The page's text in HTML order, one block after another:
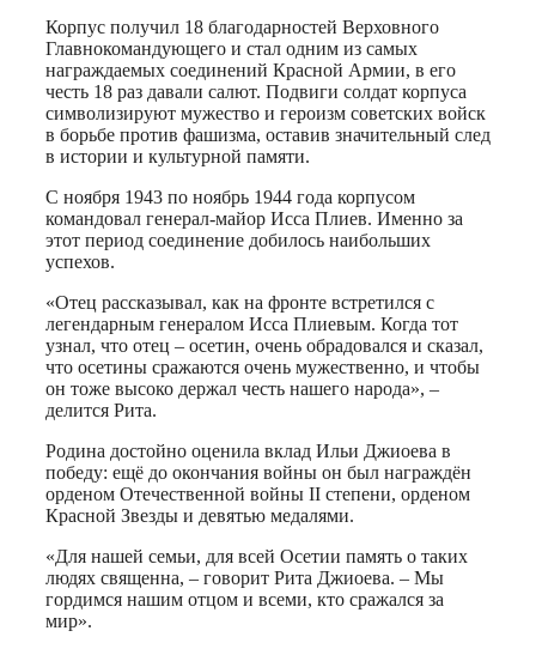
Корпус получил 18 благодарностей Верховного
Главнокомандующего и стал одним из самых
награждаемых соединений Красной Армии, в его
честь 18 раз давали салют. Подвиги солдат корпуса
символизируют мужество и героизм советских войск
в борьбе против фашизма, оставив значительный след
в истории и культурной памяти.
С ноября 1943 по ноябрь 1944 года корпусом
командовал генерал-майор Исса Плиев. Именно за
этот период соединение добилось наибольших
успехов.
«Отец рассказывал, как на фронте встретился с
легендарным генералом Исса Плиевым. Когда тот
узнал, что отец – осетин, очень обрадовался и сказал,
что осетины сражаются очень мужественно, и чтобы
он тоже высоко держал честь нашего народа», –
делится Рита.
Родина достойно оценила вклад Ильи Джиоева в
победу: ещё до окончания войны он был награждён
орденом Отечественной войны II степени, орденом
Красной Звезды и девятью медалями.
«Для нашей семьи, для всей Осетии память о таких
людях священна, – говорит Рита Джиоева. – Мы
гордимся нашим отцом и всеми, кто сражался за
мир».